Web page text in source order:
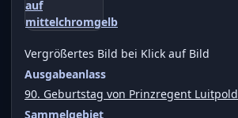
Vergrößertes Bild bei Klick auf Bild
Ausgabeanlass
90. Geburtstag von Prinzregent Luitpold
Sammelgebiet